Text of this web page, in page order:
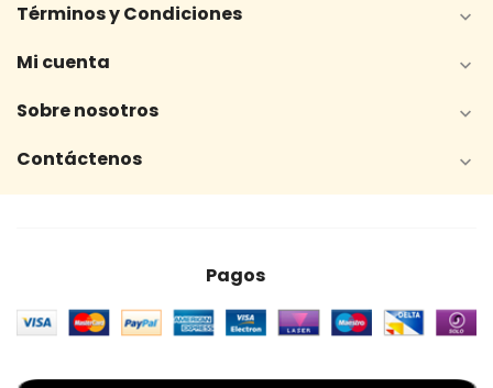
Términos y Condiciones 
Mi cuenta 
Sobre nosotros 
Contáctenos 
Pagos